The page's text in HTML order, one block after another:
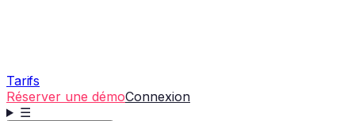
Tarifs
Réserver une démoConnexion
☰